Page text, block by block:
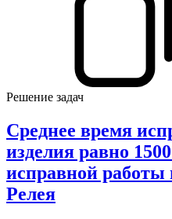
Решение задач
Среднее время
изделия равно
исправной работы
Релея